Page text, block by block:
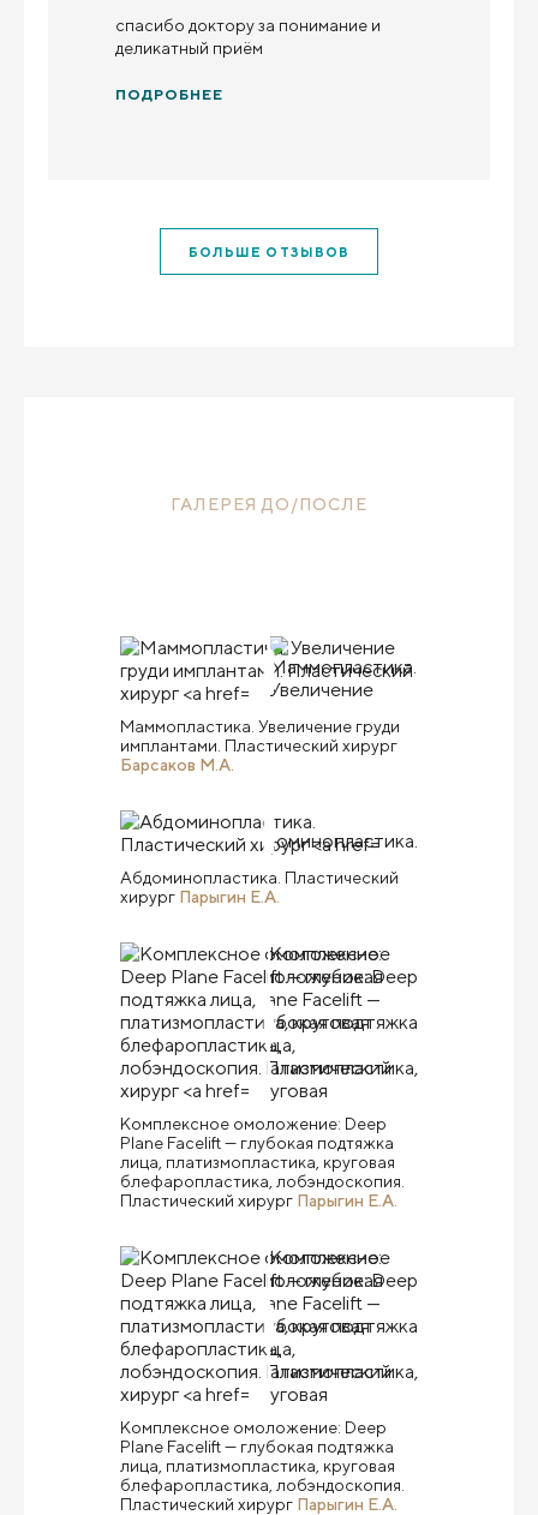
спасибо доктору за понимание и
деликатный приём
ПОДРОБНЕЕ
БОЛЬШЕ ОТЗЫВОВ
ГАЛЕРЕЯ ДО/ПОСЛЕ
Маммопластика. Увеличение груди
имплантами. Пластический хирург
Барсаков М.А.
Абдоминопластика. Пластический
хирург Парыгин Е.А.
Комплексное омоложение: Deep
Plane Facelift — глубокая подтяжка
лица, платизмопластика, круговая
блефаропластика, лобэндоскопия.
Пластический хирург Парыгин Е.А.
Комплексное омоложение: Deep
Plane Facelift — глубокая подтяжка
лица, платизмопластика, круговая
блефаропластика, лобэндоскопия.
Пластический хирург Парыгин Е.А.